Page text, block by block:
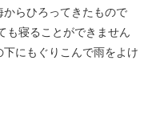
らひろってきたもので
も寝ることができません
にもぐりこんで雨をよけ